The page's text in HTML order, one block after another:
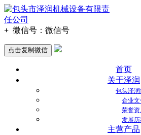
+ 微信号： 微信号
点击复制微信
首页
关于泽润
包头泽
企业
荣誉
发展历
主营产品